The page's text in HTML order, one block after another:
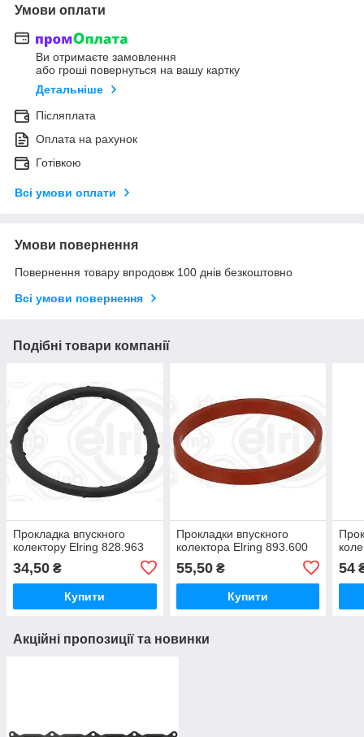
Умови оплати
Ви отримаєте замовлення
або гроші повернуться на вашу картку
Детальніше
Післяплата
Оплата на рахунок
Готівкою
Всі умови оплати
Умови повернення
Повернення товару впродовж 100 днів безкоштовно
Всі умови повернення
Подібні товари компанії
Прокладка впускного
колектору Elring 828.963
34,50 ₴
Купити
Прокладки впускного
колектора Elring 893.600
55,50₴
Купити
54
Акційні пропозиції та новинки